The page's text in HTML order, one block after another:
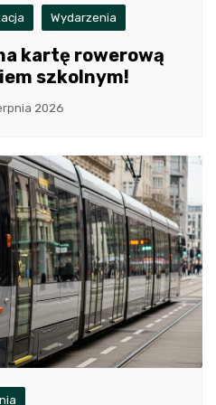
Wydarzenia
kartę rowerową
szkolnym!
2026